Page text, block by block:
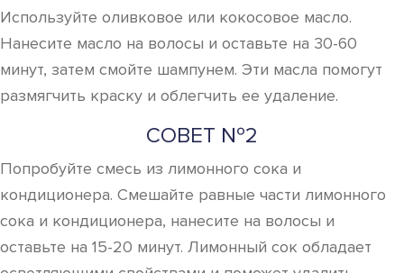
Используйте оливковое или кокосовое масло.
Нанесите масло на волосы и оставьте на 30-60
минут, затем смойте шампунем. Эти масла помогут
размягчить краску и облегчить ее удаление.
СОВЕТ №2
Попробуйте смесь из лимонного сока и
кондиционера. Смешайте равные части лимонного
сока и кондиционера, нанесите на волосы и
оставьте на 15-20 минут. Лимонный сок обладает